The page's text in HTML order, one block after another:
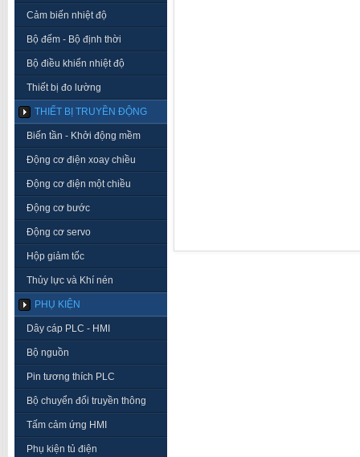
Cảm biến nhiệt độ
Bộ đếm - Bộ định thời
Bộ điều khiển nhiệt độ
Thiết bị đo lường
THIẾT BỊ TRUYỀN ĐỘNG
Biến tần - Khởi động mềm
Động cơ điện xoay chiều
Động cơ điện một chiều
Động cơ bước
Động cơ servo
Hộp giảm tốc
Thủy lực và Khí nén
PHỤ KIỆN
Dây cáp PLC - HMI
Bộ nguồn
Pin tương thích PLC
Bộ chuyển đổi truyền thông
Tấm cảm ứng HMI
Phụ kiện tủ điện